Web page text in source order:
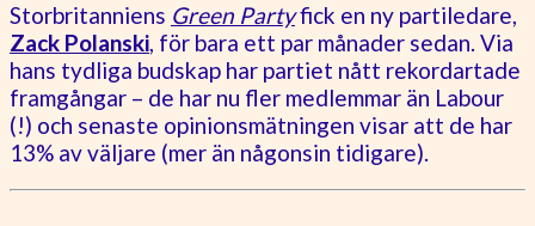
Storbritanniens Green Partyfick en ny partiledare,
Zack Polanski, för bara ett par månader sedan. Via
hans tydliga budskap har partiet nått rekordartade
framgångar – de har nu fler medlemmar än Labour
(!) och senaste opinionsmätningen visar att de har
13% av väljare (mer än någonsin tidigare).